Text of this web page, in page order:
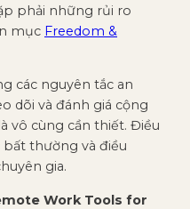
phải những rủi ro
mục Freedom &
các nguyên tắc an
dõi và đánh giá cộng
vô cùng cần thiết. Điều
thường và điều
gia.
Work Tools for